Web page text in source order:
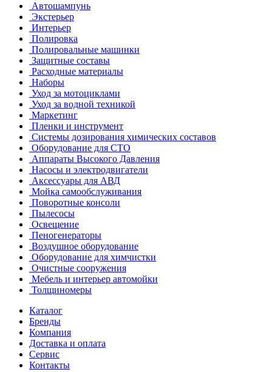
Автошампунь
Экстерьер
Интерьер
Полировка
Полировальные машинки
Защитные составы
Расходные материалы
Наборы
Уход за мотоциклами
Уход за водной техникой
Маркетинг
Пленки и инструмент
Системы дозирования химических составов
Оборудование для СТО
Аппараты Высокого Давления
Насосы и электродвигатели
Аксессуары для АВД
Мойка самообслуживания
Поворотные консоли
Пылесосы
Освещение
Пеногенераторы
Воздушное оборудование
Оборудование для химчистки
Очистные сооружения
Мебель и интерьер автомойки
Толщиномеры
Каталог
Бренды
Компания
Доставка и оплата
Сервис
Контакты